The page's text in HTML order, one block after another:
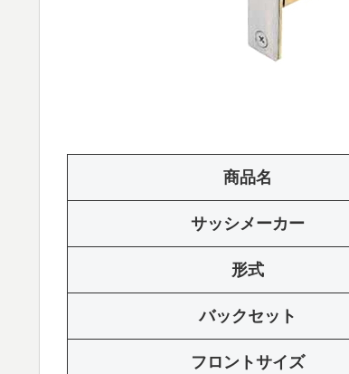
商品名
サッシメーカー
形式
バックセット
フロントサイズ